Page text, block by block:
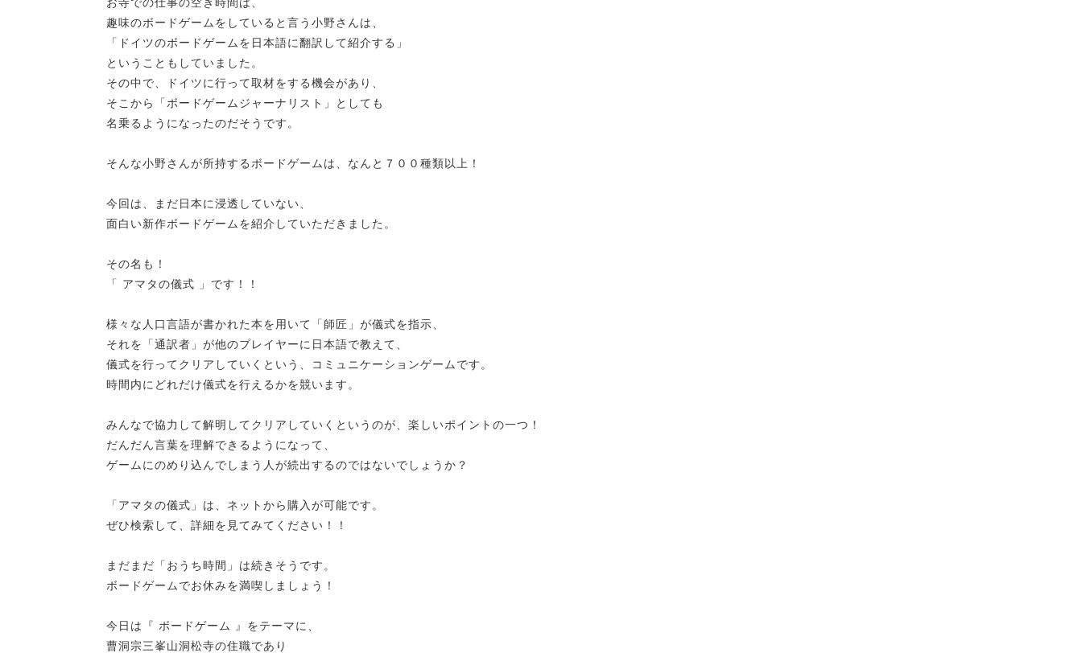
趣味のボードゲームをしていると言う小野さんは、
「ドイツのボードゲームを日本語に翻訳して紹介する」
ということもしていました。
その中で、ドイツに行って取材をする機会があり、
そこから「ボードゲームジャーナリスト」としても
名乗るようになったのだそうです。
そんな小野さんが所持するボードゲームは、なんと７００種類以上！
今回は、まだ日本に浸透していない、
面白い新作ボードゲームを紹介していただきました。
その名も！
「 アマタの儀式 」です！！
様々な人口言語が書かれた本を用いて「師匠」が儀式を指示、
それを「通訳者」が他のプレイヤーに日本語で教えて、
儀式を行ってクリアしていくという、コミュニケーションゲームです。
時間内にどれだけ儀式を行えるかを競います。
みんなで協力して解明してクリアしていくというのが、楽しいポイントの一つ！
だんだん言葉を理解できるようになって、
ゲームにのめり込んでしまう人が続出するのではないでしょうか？
「アマタの儀式」 は、ネットから購入が可能です。
ぜひ検索して、詳細を見てみてください！！
まだまだ「おうち時間」は続きそうです。
ボードゲームでお休みを満喫しましょう！
今日は『 ボードゲーム 』をテーマに、
曹洞宗三峯山洞松寺の住職であり